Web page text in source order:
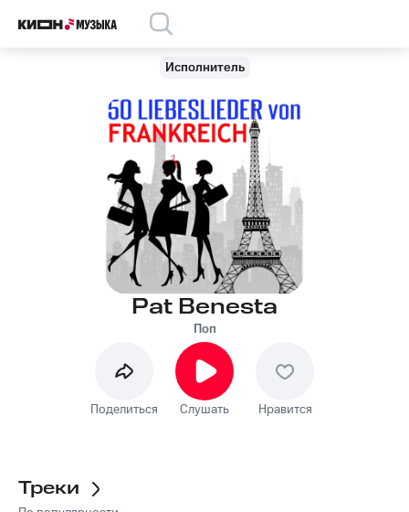
Исполнитель
Pat Benesta
Поп
Поделиться Слушать Нравится
Треки